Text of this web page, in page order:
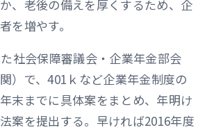
、老後の備えを厚くするため、企
を増やす。
社会保障審議会・企業年金部会
）で、401ｋなど企業年金制度の
末までに具体案をまとめ、年明け
案を提出する。早ければ2016年度